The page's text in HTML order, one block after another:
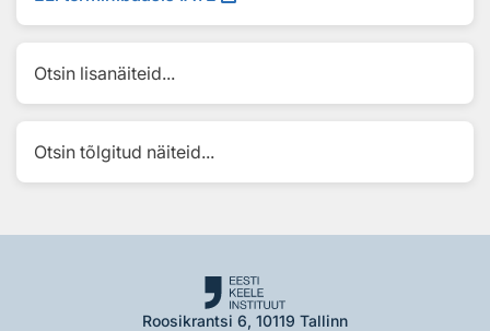
Otsin lisanäiteid...
Otsin tõlgitud näiteid...
Roosikrantsi 6, 10119 Tallinn